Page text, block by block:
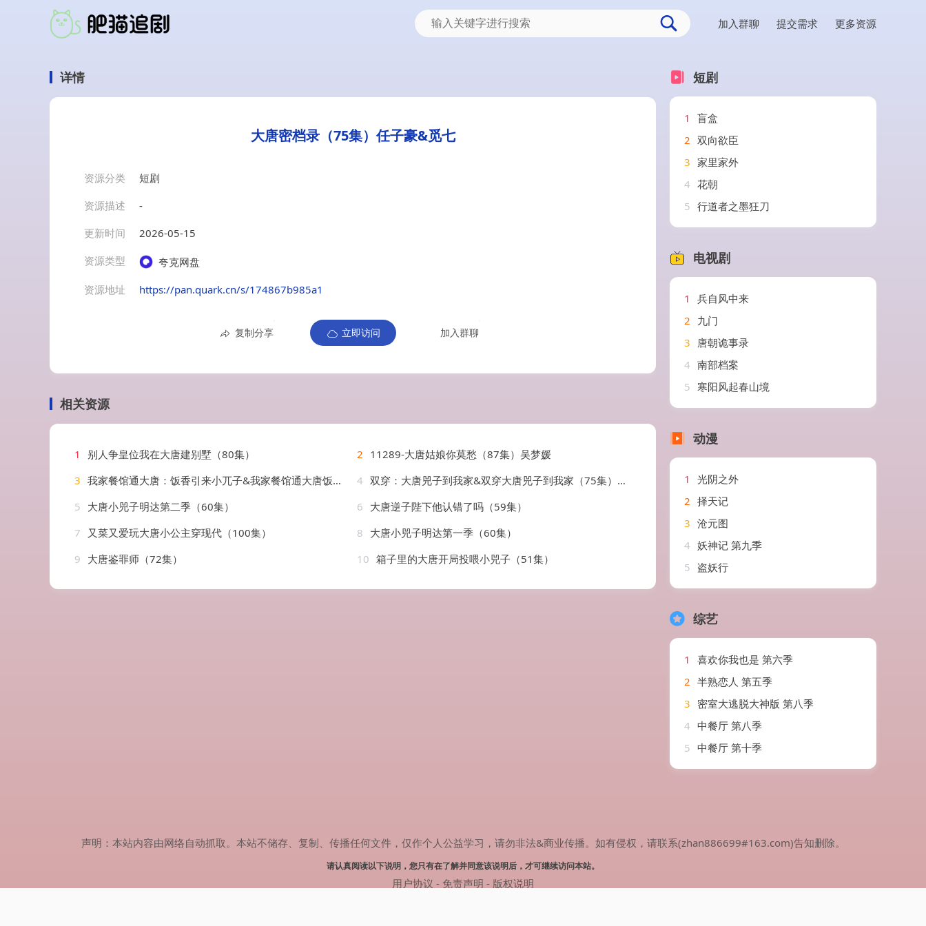
加入群聊 提交需求 更多资源
详情
大唐密档录（75集）任子豪&觅七
资源分类
短剧
资源描述
-
更新时间
2026-05-15
资源类型
夸克网盘
资源地址
https://pan.quark.cn/s/174867b985a1
复制分享 立即访问 加入群聊
相关资源
1 别人争皇位我在大唐建别墅（80集） 2 11289-大唐姑娘你莫愁（87集）吴梦媛
3 我家餐馆通大唐：饭香引来小兀子&我家餐馆通大唐饭香引来小兀子（63集）AI短剧 4 双穿：大唐兕子到我家&双穿大唐兕子到我家（75集）AI短剧
5 大唐小兕子明达第二季（60集） 6 大唐逆子陛下他认错了吗（59集）
7
又菜又爱玩大唐小公主穿现代（100集） 8 大唐小兕子明达第一季（60集）
9 大唐鉴罪师（72集） 10 箱子里的大唐开局投喂小兕子（51集）
短剧
1
盲盒
2 双向欲臣
3 家里家外
4 花朝
5 行道者之墨狂刀
电视剧
1
兵自风中来
2 九门
3 唐朝诡事录
4 南部档案
5 寒阳风起春山境
动漫
1
光阴之外
2 择天记
3 沧元图
4 妖神记 第九季
5 盗妖行
综艺
1
喜欢你我也是 第六季
2 半熟恋人 第五季
3 密室大逃脱大神版 第八季
4 中餐厅 第八季
5 中餐厅 第十季
声明：本站内容由网络自动抓取。本站不储存、复制、传播任何文件，仅作个人公益学习，请勿非法&商业传播。如有侵权，请联系(zhan886699#163.com)告知删除。
请认真阅读以下说明，您只有在了解并同意该说明后，才可继续访问本站。
用户协议 - 免责声明 - 版权说明